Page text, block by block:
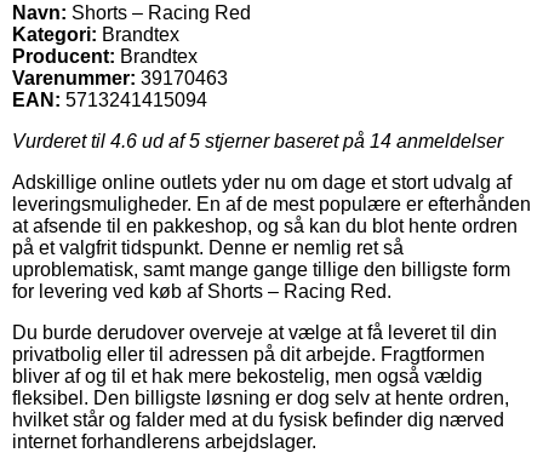
Navn: Shorts – Racing Red
Kategori: Brandtex
Producent: Brandtex
Varenummer: 39170463
EAN: 5713241415094
Vurderet til 4.6 ud af 5 stjerner baseret på 14 anmeldelser
Adskillige online outlets yder nu om dage et stort udvalg af
leveringsmuligheder. En af de mest populære er efterhånden
at afsende til en pakkeshop, og så kan du blot hente ordren
på et valgfrit tidspunkt. Denne er nemlig ret så
uproblematisk, samt mange gange tillige den billigste form
for levering ved køb af Shorts – Racing Red.
Du burde derudover overveje at vælge at få leveret til din
privatbolig eller til adressen på dit arbejde. Fragtformen
bliver af og til et hak mere bekostelig, men også vældig
fleksibel. Den billigste løsning er dog selv at hente ordren,
hvilket står og falder med at du fysisk befinder dig nærved
internet forhandlerens arbejdslager.